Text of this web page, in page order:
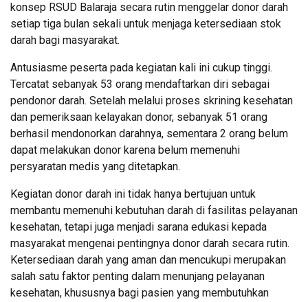
konsep RSUD Balaraja secara rutin menggelar donor darah
setiap tiga bulan sekali untuk menjaga ketersediaan stok
darah bagi masyarakat.
Antusiasme peserta pada kegiatan kali ini cukup tinggi.
Tercatat sebanyak 53 orang mendaftarkan diri sebagai
pendonor darah. Setelah melalui proses skrining kesehatan
dan pemeriksaan kelayakan donor, sebanyak 51 orang
berhasil mendonorkan darahnya, sementara 2 orang belum
dapat melakukan donor karena belum memenuhi
persyaratan medis yang ditetapkan.
Kegiatan donor darah ini tidak hanya bertujuan untuk
membantu memenuhi kebutuhan darah di fasilitas pelayanan
kesehatan, tetapi juga menjadi sarana edukasi kepada
masyarakat mengenai pentingnya donor darah secara rutin.
Ketersediaan darah yang aman dan mencukupi merupakan
salah satu faktor penting dalam menunjang pelayanan
kesehatan, khususnya bagi pasien yang membutuhkan